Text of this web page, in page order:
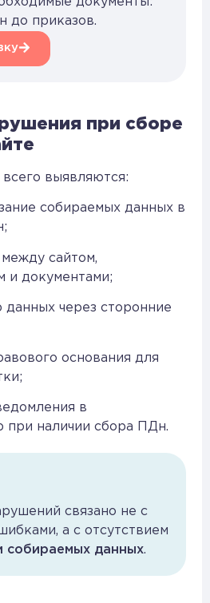
до приказов.
при сборе
выявляются:
собираемых данных в
сайтом,
и документами;
через сторонние
основания для
в
при наличии сбора ПДн.
связано не с
а с отсутствием
собираемых данных.